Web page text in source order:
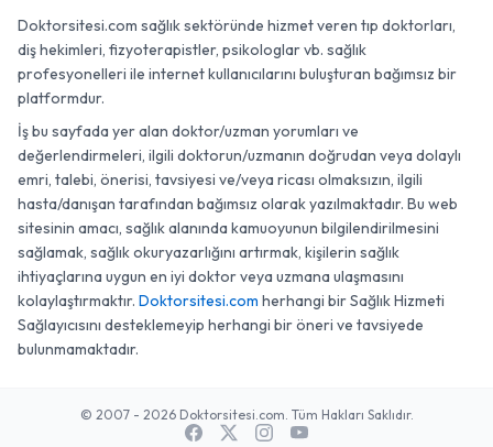
Doktorsitesi.com sağlık sektöründe hizmet veren tıp doktorları,
diş hekimleri, fizyoterapistler, psikologlar vb. sağlık
profesyonelleri ile internet kullanıcılarını buluşturan bağımsız bir
platformdur.
İş bu sayfada yer alan doktor/uzman yorumları ve
değerlendirmeleri, ilgili doktorun/uzmanın doğrudan veya dolaylı
emri, talebi, önerisi, tavsiyesi ve/veya ricası olmaksızın, ilgili
hasta/danışan tarafından bağımsız olarak yazılmaktadır. Bu web
sitesinin amacı, sağlık alanında kamuoyunun bilgilendirilmesini
sağlamak, sağlık okuryazarlığını artırmak, kişilerin sağlık
ihtiyaçlarına uygun en iyi doktor veya uzmana ulaşmasını
kolaylaştırmaktır. Doktorsitesi.com herhangi bir Sağlık Hizmeti
Sağlayıcısını desteklemeyip herhangi bir öneri ve tavsiyede
bulunmamaktadır.
© 2007 - 2026 Doktorsitesi.com. Tüm Hakları Saklıdır.